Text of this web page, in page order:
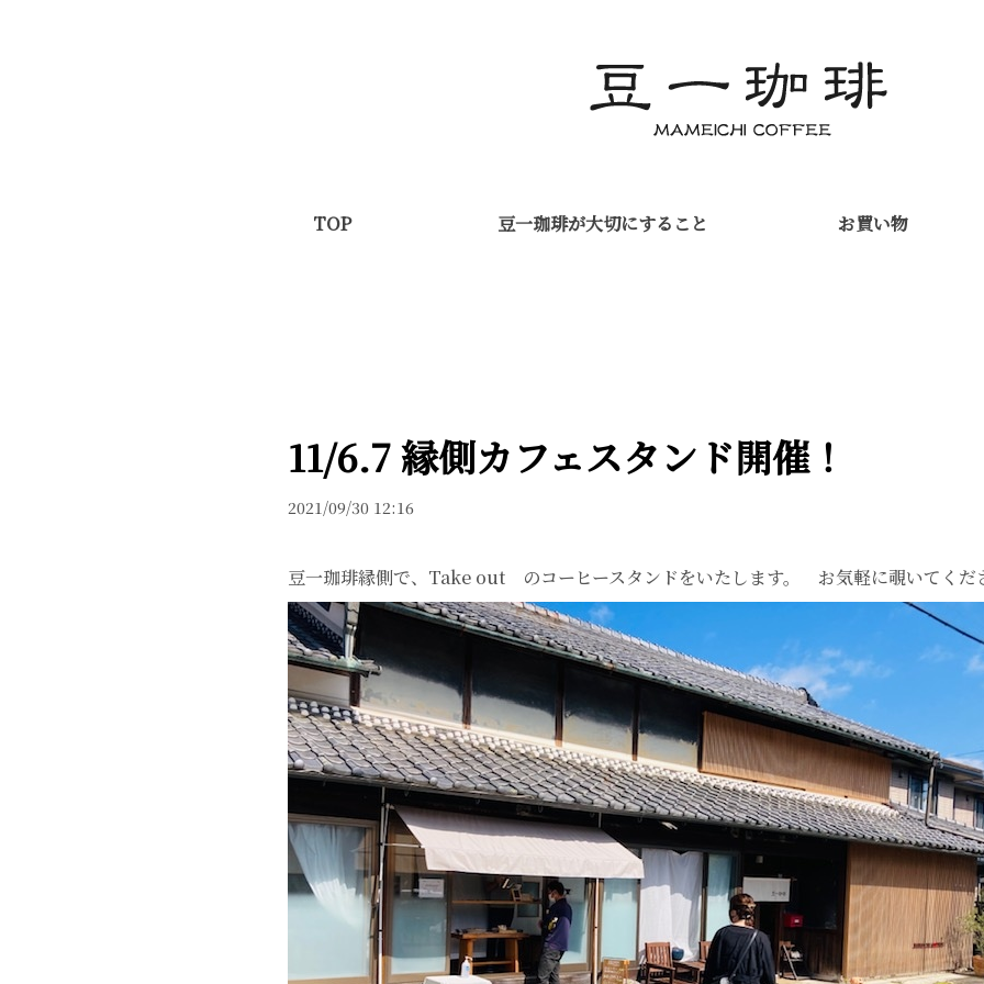
TOP 豆一珈琲が大切にすること お買い物
11/6.7 縁側カフェスタンド開催！
2021/09/30 12:16
豆一珈琲縁側で、Take out のコーヒースタンドをいたします。 お気軽に覗いてくだ